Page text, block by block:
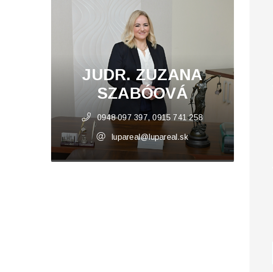
JUDR. ZUZANA
SZABÓOVÁ
0948 097 397, 0915 741 258
lupareal@lupareal.sk